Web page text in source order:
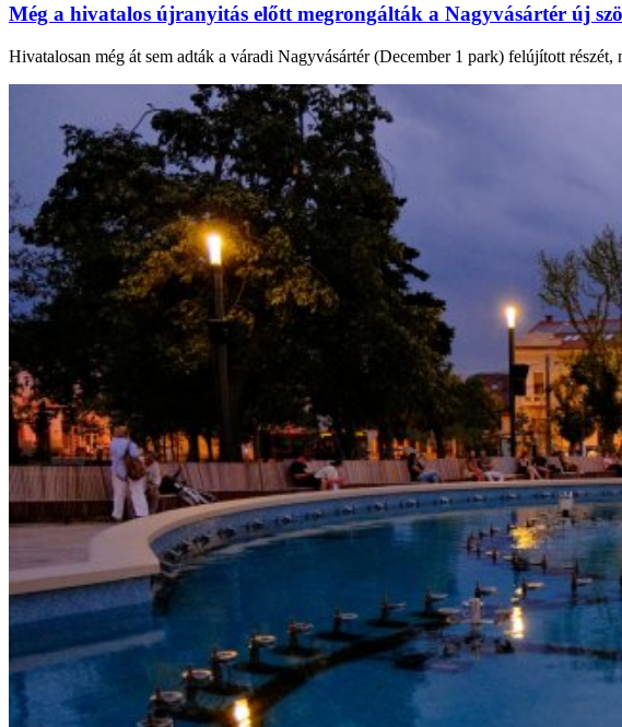
Még a hivatalos újranyitás előtt megrongálták a Nagyvásártér új
Hivatalosan még át sem adták a váradi Nagyvásártér (December 1 park) felújított